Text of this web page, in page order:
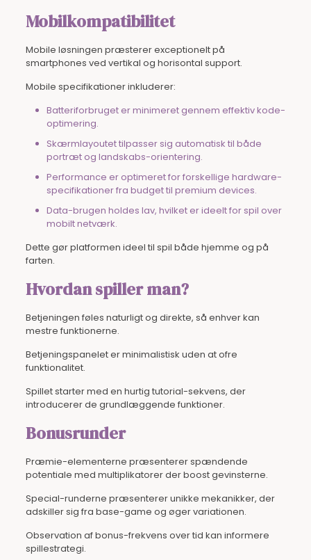
Mobilkompatibilitet
Mobile løsningen præsterer exceptionelt på
smartphones ved vertikal og horisontal support.
Mobile specifikationer inkluderer:
Batteriforbruget er minimeret gennem effektiv kode-
optimering.
Skærmlayoutet tilpasser sig automatisk til både
portræt og landskabs-orientering.
Performance er optimeret for forskellige hardware-
specifikationer fra budget til premium devices.
Data-brugen holdes lav, hvilket er ideelt for spil over
mobilt netværk.
Dette gør platformen ideel til spil både hjemme og på
farten.
Hvordan spiller man?
Betjeningen føles naturligt og direkte, så enhver kan
mestre funktionerne.
Betjeningspanelet er minimalistisk uden at ofre
funktionalitet.
Spillet starter med en hurtig tutorial-sekvens, der
introducerer de grundlæggende funktioner.
Bonusrunder
Præmie-elementerne præsenterer spændende
potentiale med multiplikatorer der boost gevinsterne.
Special-runderne præsenterer unikke mekanikker, der
adskiller sig fra base-game og øger variationen.
Observation af bonus-frekvens over tid kan informere
spillestrategi.